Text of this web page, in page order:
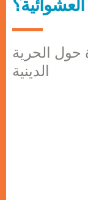
العشوائية؟
حول الحرية
الدينية